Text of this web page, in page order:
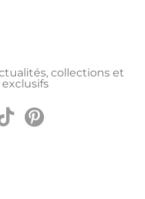
collections et